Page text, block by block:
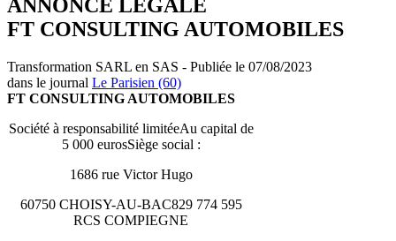
ANNONCE LÉGALE
FT CONSULTING AUTOMOBILES
Transformation SARL en SAS - Publiée le 07/08/2023
dans le journal Le Parisien (60)
FT CONSULTING AUTOMOBILES
Société à responsabilité limitéeAu capital de
5 000 eurosSiège social :
1686 rue Victor Hugo
60750 CHOISY-AU-BAC829 774 595
RCS COMPIEGNE